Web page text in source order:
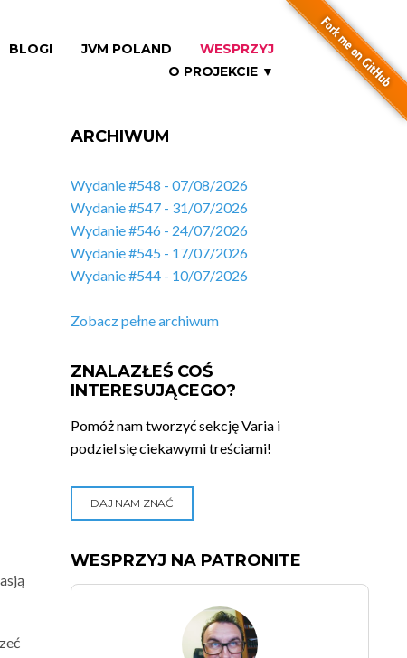
BLOGI JVM POLAND
WESPRZYJ
O PROJEKCIE ▼
ARCHIWUM
Wydanie #548 - 07/08/2026
Wydanie #547 - 31/07/2026
Wydanie #546 - 24/07/2026
Wydanie #545 - 17/07/2026
Wydanie #544 - 10/07/2026
Zobacz pełne archiwum
ZNALAZŁEŚ COŚ
INTERESUJĄCEGO?
Pomóż nam tworzyć sekcję Varia i
podziel się ciekawymi treściami!
DAJ NAM ZNAĆ
WESPRZYJ NA PATRONITE